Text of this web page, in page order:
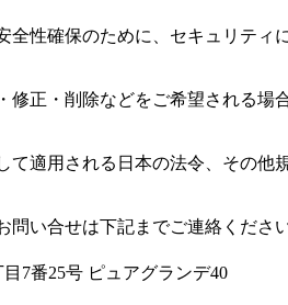
性確保のために、セキュリティ
修正・削除などをご希望される場
て適用される日本の法令、その他
い合せは下記までご連絡ください
7番25号 ピュアグランデ40